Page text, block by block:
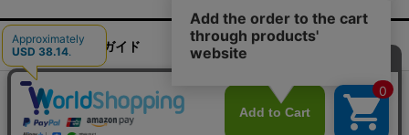
ご利用ガイド お問い合わせ 実店舗情報
運営会社
特定商取引法に基づく表記
プライバシーポリシー
ご利用規約